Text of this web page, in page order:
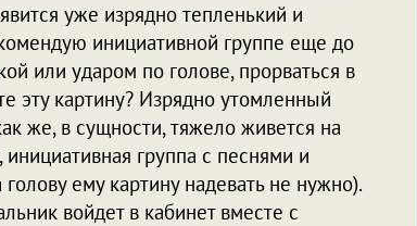
уже изрядно тепленький и
инициативной группе еще до
или ударом по голове, прорваться в
эту картину? Изрядно утомленный
же, в сущности, тяжело живется на
инициативная группа с песнями и
ему картину надевать не нужно).
войдет в кабинет вместе с